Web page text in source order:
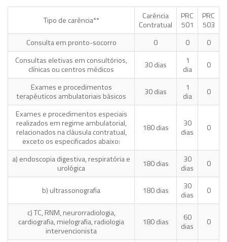
Tipo de carência**
Carência
Contratual
PRC
501
PRC
503
Consulta em pronto-socorro
0 0
0
Consultas eletivas em consultórios,
clínicas ou centros médicos
30 dias
1
dia
0
Exames e procedimentos
terapêuticos ambulatoriais básicos
30 dias
1
dia
0
Exames e procedimentos especiais
realizados em regime ambulatorial,
relacionados na cláusula contratual,
exceto os especificados abaixo:
180 dias
30
dias
0
a) endoscopia digestiva, respiratória e
urológica
180 dias
30
dias
0
b) ultrassonografia 180 dias
30
dias
0
c) TC, RNM, neurorradiologia,
cardiografia, mielografia, radiologia
intervencionista
180 dias
60
dias
0